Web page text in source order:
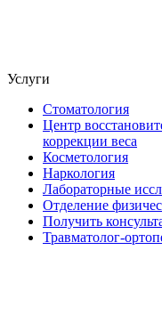
Услуги
Стоматология
Центр
коррекции веса
Косметология
Наркология
Лабораторные
Отделение
Получить
Травматолог-